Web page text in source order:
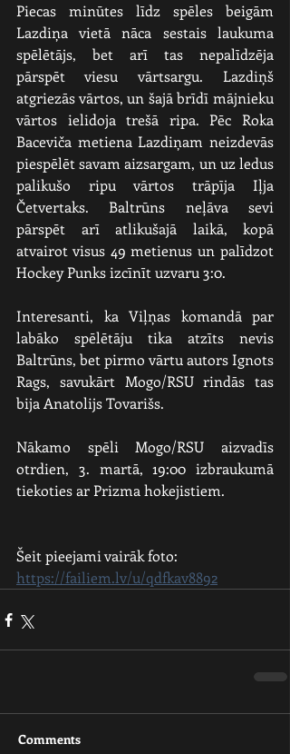
Piecas minūtes līdz spēles beigām
Lazdiņa vietā nāca sestais laukuma
spēlētājs, bet arī tas nepalīdzēja
pārspēt viesu vārtsargu. Lazdiņš
atgriezās vārtos, un šajā brīdī mājnieku
vārtos ielidoja trešā ripa. Pēc Roka
Baceviča metiena Lazdiņam neizdevās
piespēlēt savam aizsargam, un uz ledus
palikušo ripu vārtos trāpīja Iļja
Četvertaks. Baltrūns neļāva sevi
pārspēt arī atlikušajā laikā, kopā
atvairot visus 49 metienus un palīdzot
Hockey Punks izcīnīt uzvaru 3:0.
Interesanti, ka Viļņas komandā par
labāko spēlētāju tika atzīts nevis
Baltrūns, bet pirmo vārtu autors Ignots
Rags, savukārt Mogo/RSU rindās tas
bija Anatolijs Tovarišs.
Nākamo spēli Mogo/RSU aizvadīs
otrdien, 3. martā, 19:00 izbraukumā
tiekoties ar Prizma hokejistiem.
Šeit pieejami vairāk foto:
https://failiem.lv/u/qdfkav8892
Comments